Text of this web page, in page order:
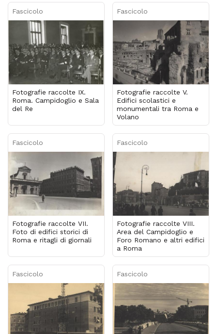
Fascicolo
Fotografie raccolte IX.
Roma. Campidoglio e Sala
del Re
Fascicolo
Fotografie raccolte V.
Edifici scolastici e
monumentali tra Roma e
Volano
Fascicolo
Fotografie raccolte VII.
Foto di edifici storici di
Roma e ritagli di giornali
Fascicolo
Fotografie raccolte VIII.
Area del Campidoglio e
Foro Romano e altri edifici
a Roma
Fascicolo Fascicolo